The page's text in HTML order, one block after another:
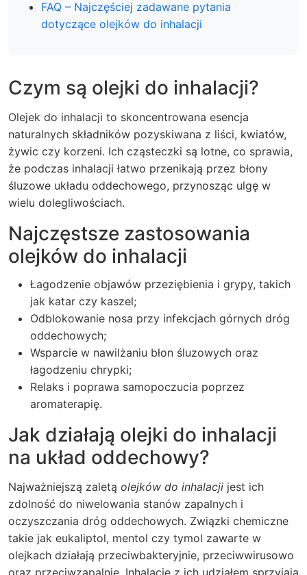
FAQ – Najczęściej zadawane pytania
dotyczące olejków do inhalacji
Czym są olejki do inhalacji?
Olejek do inhalacji to skoncentrowana esencja
naturalnych składników pozyskiwana z liści, kwiatów,
żywic czy korzeni. Ich cząsteczki są lotne, co sprawia,
że podczas inhalacji łatwo przenikają przez błony
śluzowe układu oddechowego, przynosząc ulgę w
wielu dolegliwościach.
Najczęstsze zastosowania
olejków do inhalacji
Łagodzenie objawów przeziębienia i grypy, takich
jak katar czy kaszel;
Odblokowanie nosa przy infekcjach górnych dróg
oddechowych;
Wsparcie w nawilżaniu błon śluzowych oraz
łagodzeniu chrypki;
Relaks i poprawa samopoczucia poprzez
aromaterapię.
Jak działają olejki do inhalacji
na układ oddechowy?
Najważniejszą zaletą olejków do inhalacji jest ich
zdolność do niwelowania stanów zapalnych i
oczyszczania dróg oddechowych. Związki chemiczne
takie jak eukaliptol, mentol czy tymol zawarte w
olejkach działają przeciwbakteryjnie, przeciwwirusowo
oraz przeciwzapalnie. Inhalacje z ich udziałem sprzyjają